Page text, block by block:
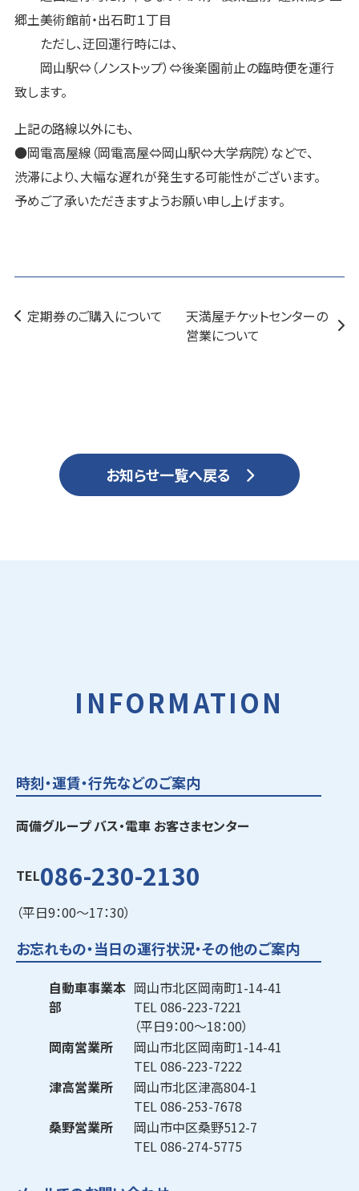
郷土美術館前・出石町１丁目
ただし、迂回運行時には、
岡山駅⇔（ノンストップ）⇔後楽園前止の臨時便を運行
致します。
上記の路線以外にも、
●岡電高屋線（岡電高屋⇔岡山駅⇔大学病院）などで、
渋滞により、大幅な遅れが発生する可能性がございます。
予めご了承いただきますようお願い申し上げます。
定期券のご購入について
天満屋チケットセンターの
営業について
お知らせ一覧へ戻る
INFORMATION
時刻・運賃・行先などのご案内
両備グループ バス・電車 お客さまセンター
TEL086-230-2130
（平日9：00～17：30）
お忘れもの・当日の運行状況・その他のご案内
自動車事業本
部
岡山市北区岡南町1-14-41
TEL 086-223-7221
（平日9：00～18：00）
岡南営業所
岡山市北区岡南町1-14-41
TEL 086-223-7222
津高営業所
岡山市北区津高804-1
TEL 086-253-7678
桑野営業所
岡山市中区桑野512-7
TEL 086-274-5775